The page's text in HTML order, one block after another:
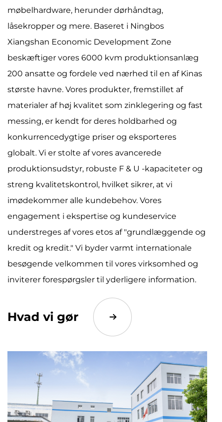
møbelhardware, herunder dørhåndtag,
låsekropper og mere. Baseret i Ningbos
Xiangshan Economic Development Zone
beskæftiger vores 6000 kvm produktionsanlæg
200 ansatte og fordele ved nærhed til en af ​​Kinas
største havne. Vores produkter, fremstillet af
materialer af høj kvalitet som zinklegering og fast
messing, er kendt for deres holdbarhed og
konkurrencedygtige priser og eksporteres
globalt. Vi er stolte af vores avancerede
produktionsudstyr, robuste F & U -kapaciteter og
streng kvalitetskontrol, hvilket sikrer, at vi
imødekommer alle kundebehov. Vores
engagement i ekspertise og kundeservice
understreges af vores etos af "grundlæggende og
kredit og kredit." Vi byder varmt internationale
besøgende velkommen til vores virksomhed og
inviterer forespørgsler til yderligere information.
Hvad vi gør